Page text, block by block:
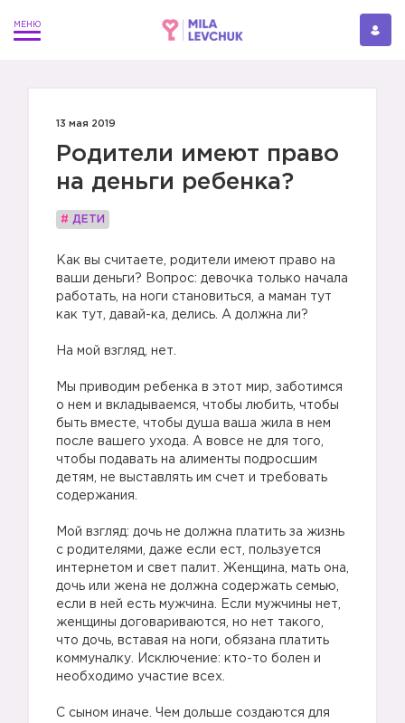
13 мая 2019
Родители имеют право
на деньги ребенка?
# ДЕТИ
Как вы считаете, родители имеют право на
ваши деньги? Вопрос: девочка только начала
работать, на ноги становиться, а маман тут
как тут, давай-ка, делись. А должна ли?
На мой взгляд, нет.
Мы приводим ребенка в этот мир, заботимся
о нем и вкладываемся, чтобы любить, чтобы
быть вместе, чтобы душа ваша жила в нем
после вашего ухода. А вовсе не для того,
чтобы подавать на алименты подросшим
детям, не выставлять им счет и требовать
содержания.
Мой взгляд: дочь не должна платить за жизнь
с родителями, даже если ест, пользуется
интернетом и свет палит. Женщина, мать она,
дочь или жена не должна содержать семью,
если в ней есть мужчина. Если мужчины нет,
женщины договариваются, но нет такого,
что дочь, вставая на ноги, обязана платить
коммуналку. Исключение: кто-то болен и
необходимо участие всех.
С сыном иначе. Чем дольше создаются для